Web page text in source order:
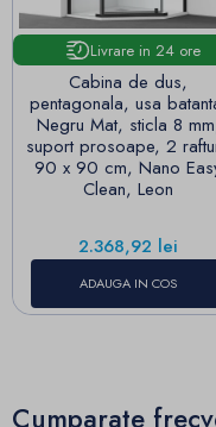
Livrare in 24 ore
Cabina de dus,
pentagonala, usa
Negru Mat, sticla 8
suport prosoape, 2
90 x 90 cm, Nano
Clean, Leon
Pret
2.368,92 lei
ADAUGA IN COS
Cumparate